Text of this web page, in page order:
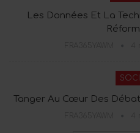
Les Données Et La
Tanger Au Cœur Des